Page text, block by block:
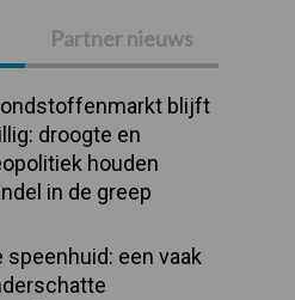
Partner nieuws
blijft
droogte en
houden
in de greep
speenhuid: een vaak